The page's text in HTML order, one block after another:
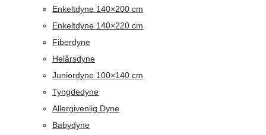
Enkeltdyne 140×200 cm
Enkeltdyne 140×220 cm
Fiberdyne
Helårsdyne
Juniordyne 100×140 cm
Tyngdedyne
Allergivenlig Dyne
Babydyne